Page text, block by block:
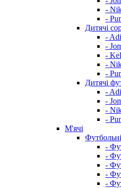
-
-
Дитячі
-
-
-
-
-
Дитячі
-
-
-
-
М'ячі
-
-
-
-
-